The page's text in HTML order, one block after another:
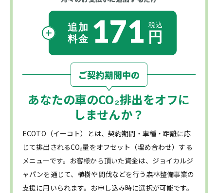
171
ご契約期間中の
あなたの車のCO₂排出をオフに
しませんか？
ECOTO（イーコト）とは、契約期間・車種・距離に応
じて排出されるCO₂量をオフセット（埋め合わせ）する
メニューです。お客様から頂いた資金は、ジョイカルジ
ャパンを通じて、植樹や間伐などを行う森林整備事業の
支援に用いられます。お申し込み時に選択が可能です。